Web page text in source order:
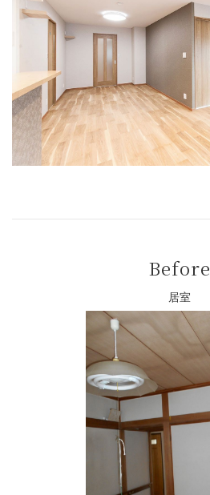
Before
居室